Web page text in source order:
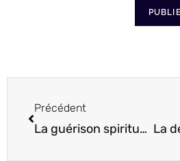
Précédent
La guérison spirituelle, continuité du cycle initiatique de l’âme